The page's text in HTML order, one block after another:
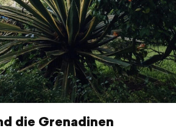
die Grenadinen